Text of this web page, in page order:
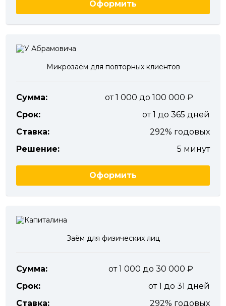
Оформить
Микрозаём для повторных клиентов
Сумма:
от 1 000 до 100 000
Срок:
от 1 до 365 дней
Ставка:
292% годовых
Решение:
5 минут
Оформить
Заём для физических лиц
Сумма:
от 1 000 до 30 000
Срок:
от 1 до 31 дней
Ставка:
292% годовых